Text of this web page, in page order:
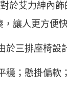
於艾力紳內
讓人更方便
三排座椅設
穩；懸掛偏軟